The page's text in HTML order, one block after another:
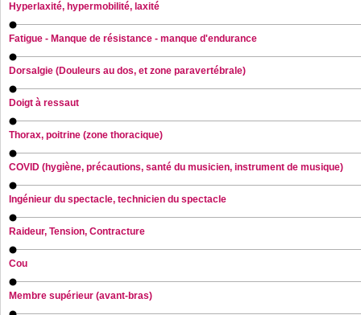
Hyperlaxité, hypermobilité, laxité
Fatigue - Manque de résistance - manque d'endurance
Dorsalgie (Douleurs au dos, et zone paravertébrale)
Doigt à ressaut
Thorax, poitrine (zone thoracique)
COVID (hygiène, précautions, santé du musicien, instrument de musique)
Ingénieur du spectacle, technicien du spectacle
Raideur, Tension, Contracture
Cou
Membre supérieur (avant-bras)